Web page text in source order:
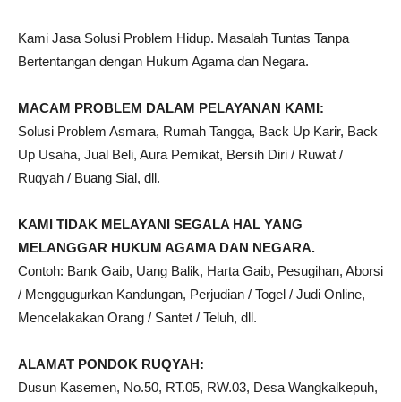
Kami Jasa Solusi Problem Hidup. Masalah Tuntas Tanpa
Bertentangan dengan Hukum Agama dan Negara.
MACAM PROBLEM DALAM PELAYANAN KAMI:
Solusi Problem Asmara, Rumah Tangga, Back Up Karir, Back
Up Usaha, Jual Beli, Aura Pemikat, Bersih Diri / Ruwat /
Ruqyah / Buang Sial, dll.
KAMI TIDAK MELAYANI SEGALA HAL YANG
MELANGGAR HUKUM AGAMA DAN NEGARA.
Contoh: Bank Gaib, Uang Balik, Harta Gaib, Pesugihan, Aborsi
/ Menggugurkan Kandungan, Perjudian / Togel / Judi Online,
Mencelakakan Orang / Santet / Teluh, dll.
ALAMAT PONDOK RUQYAH:
Dusun Kasemen, No.50, RT.05, RW.03, Desa Wangkalkepuh,